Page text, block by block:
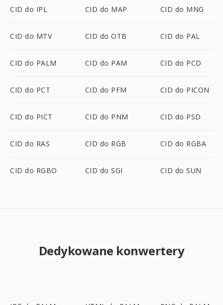
CID do IPL CID do MAP CID do MNG
CID do MTV CID do OTB CID do PAL
CID do PALM CID do PAM CID do PCD
CID do PCT CID do PFM CID do PICON
CID do PICT CID do PNM CID do PSD
CID do RAS CID do RGB CID do RGBA
CID do RGBO CID do SGI CID do SUN
Dedykowane konwertery